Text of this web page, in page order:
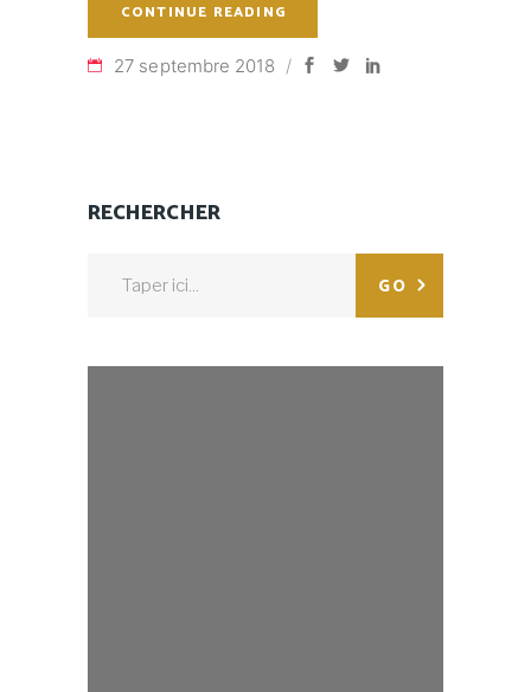
CONTINUE READING
27 septembre 2018
RECHERCHER
GO